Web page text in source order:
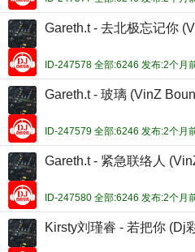
Gareth.t - 去北极忘记你
ID-247578 全部:6246 发布:2个月
Gareth.t - 玻璃 (VinZ
ID-247579 全部:6246 发布:2个月
Gareth.t - 紧急联络人
ID-247580 全部:6246 发布:2个月
Kirsty刘瑾睿 - 若把你 (Dj